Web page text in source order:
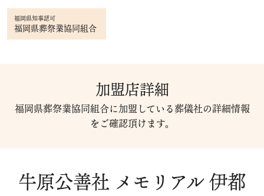
福岡県知事認可
福岡県葬祭業協同組合
加盟店詳細
福岡県葬祭業協同組合に加盟している葬儀社の詳細情報
をご確認頂けます。
牛原公善社 メモリアル 伊都